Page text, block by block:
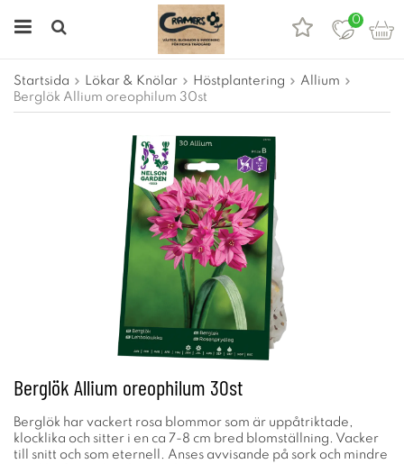
0
Startsida Lökar & Knölar Höstplantering
Allium
Berglök Allium oreophilum 30st
Berglök Allium oreophilum 30st
Berglök har vackert rosa blommor som är uppåtriktade,
klocklika och sitter i en ca 7-8 cm bred blomställning. Vacker
till snitt och som eternell. Anses avvisande på sork och mindre